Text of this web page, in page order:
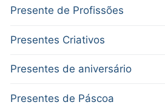
Presente de Profissões
Presentes Criativos
Presentes de aniversário
Presentes de Páscoa